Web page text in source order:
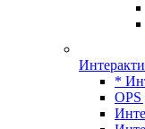
*
OPS